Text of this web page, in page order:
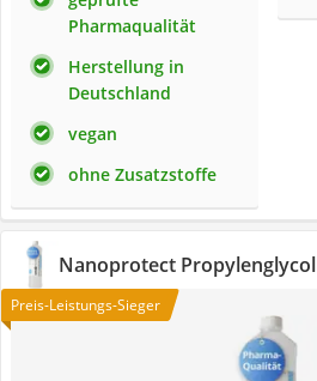
Pharmaqualität
Herstellung in
Deutschland
vegan
ohne Zusatzstoffe
Nanoprotect Propylenglycol
Preis-Leistungs-Sieger